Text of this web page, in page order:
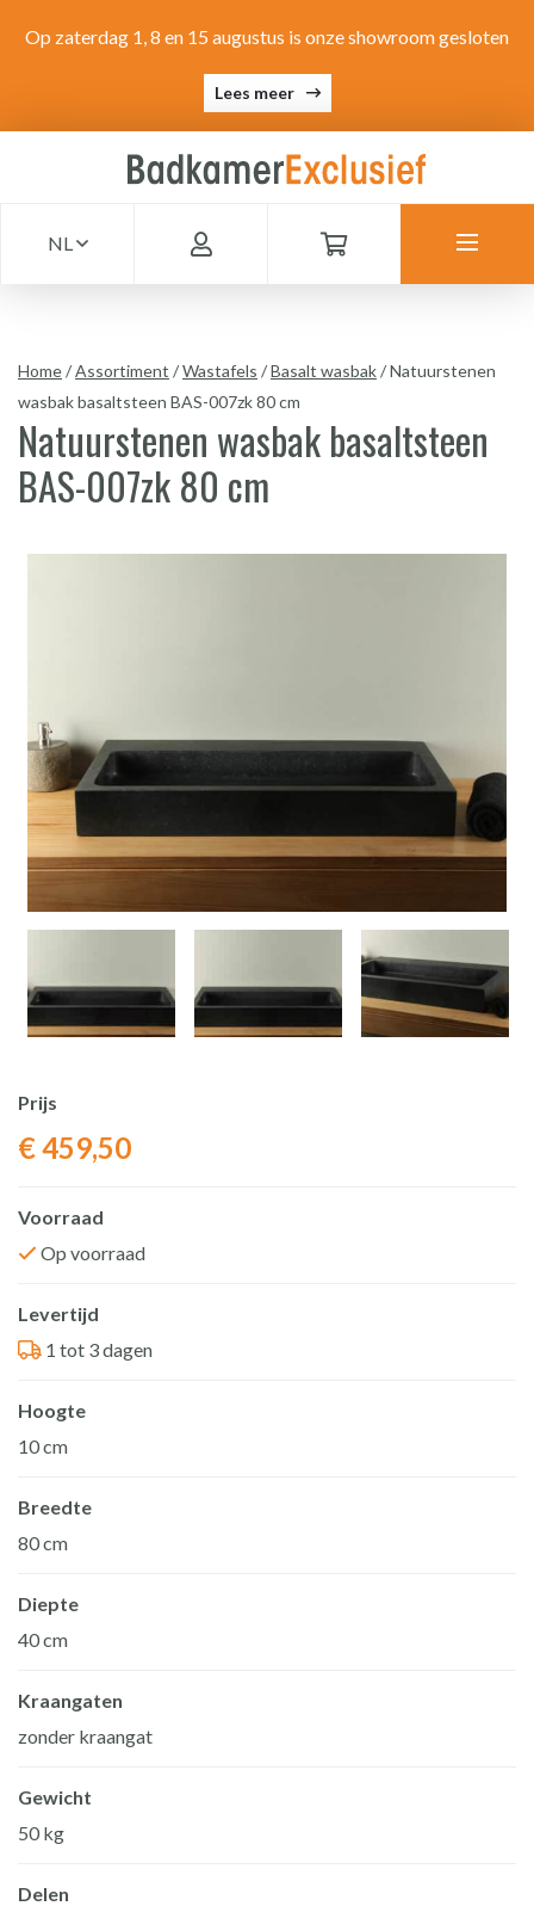
Op zaterdag 1, 8 en 15 augustus is onze showroom gesloten
Lees meer
NL
Home/Assortiment /Wastafels /Basalt wasbak/Natuurstenen
wasbak basaltsteen BAS-007zk 80 cm
Natuurstenen wasbak basaltsteen
BAS-007zk 80 cm
Prijs
€459,50
Voorraad
Op voorraad
Levertijd
1 tot 3 dagen
Hoogte
10 cm
Breedte
80 cm
Diepte
40 cm
Kraangaten
zonder kraangat
Gewicht
50 kg
Delen